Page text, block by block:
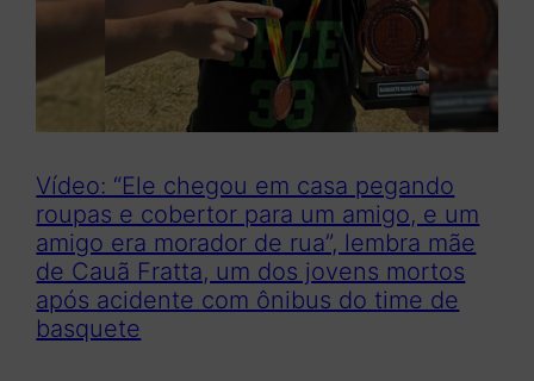
Vídeo: “Ele chegou em casa pegando
roupas e cobertor para um amigo, e um
amigo era morador de rua”, lembra mãe
de Cauã Fratta, um dos jovens mortos
após acidente com ônibus do time de
basquete